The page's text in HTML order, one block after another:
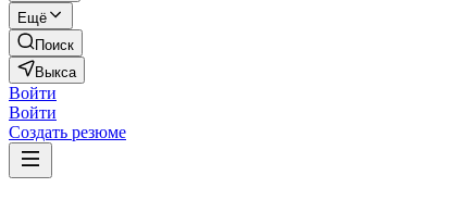
Ещё
Поиск
Выкса
Войти
Войти
Создать резюме